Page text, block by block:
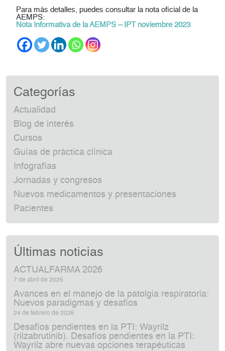
Para más detalles, puedes consultar la nota oficial de la
AEMPS:
Nota Informativa de la AEMPS – IPT noviembre 2023
Categorías
Actualidad
Blog de interés
Cursos
Guías de práctica clínica
Infografías
Jornadas y congresos
Nuevos medicamentos y presentaciones
Pacientes
Últimas noticias
ACTUALFARMA 2026
7 de abril de 2026
Avances en el manejo de la patolgia respiratoria:
Nuevos paradigmas y desafíos
24 de febrero de 2026
Desafíos pendientes en la PTI: Wayrilz
(rilzabrutinib). Desafíos pendientes en la PTI:
Wayrilz abre nuevas opciones terapéuticas